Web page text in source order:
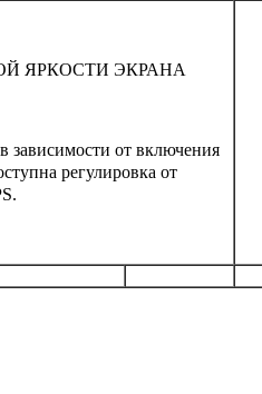
ЯРКОСТИ ЭКРАНА
зависимости от включения
регулировка от